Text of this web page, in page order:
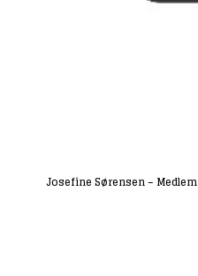
Josefine Sørensen – Medlem